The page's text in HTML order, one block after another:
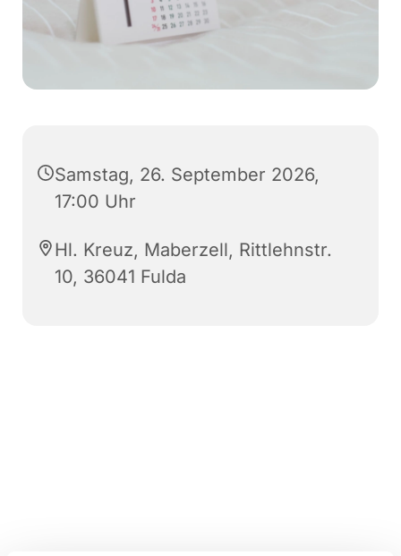
Samstag, 26. September 2026,
17:00 Uhr
Hl. Kreuz, Maberzell, Rittlehnstr.
10, 36041 Fulda